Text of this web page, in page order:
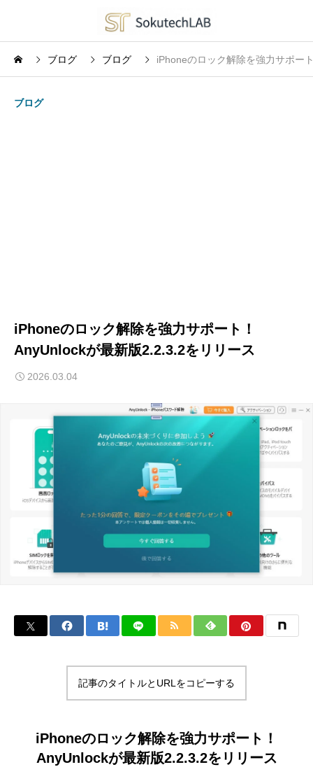
ブログ ブログ iPhoneのロック解除を強力サポー
ブログ
iPhoneのロック解除を強力サポート！
AnyUnlockが最新版2.2.3.2をリリース
2026.03.04
記事のタイトルとURLをコピーする
iPhoneのロック解除を強力サポート！
AnyUnlockが最新版2.2.3.2をリリース